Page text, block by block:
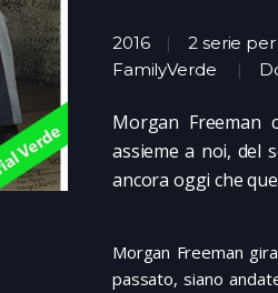
2016 2 serie
FamilyVerde
Morgan
assieme a noi, del
ancora oggi che
Morgan Freeman
passato, siano